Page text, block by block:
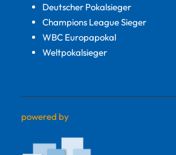
Deutscher Pokalsieger
Champions League Sieger
WBC Europapokal
Weltpokalsieger
powered by